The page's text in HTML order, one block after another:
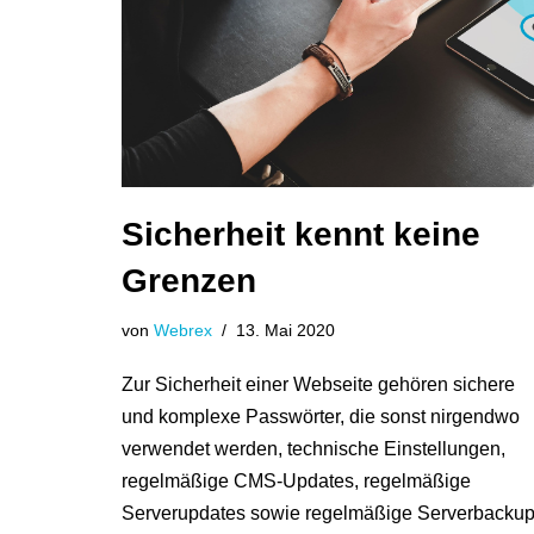
Sicherheit kennt keine
Grenzen
von Webrex 13. Mai 2020
Zur Sicherheit einer Webseite gehören sichere
und komplexe Passwörter, die sonst nirgendwo
verwendet werden, technische Einstellungen,
regelmäßige CMS-Updates, regelmäßige
Serverupdates sowie regelmäßige